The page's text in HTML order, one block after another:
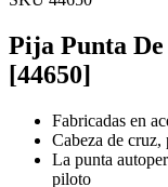
Pija Punta
[44650]
Fabricadas en
Cabeza de cruz,
La punta
piloto